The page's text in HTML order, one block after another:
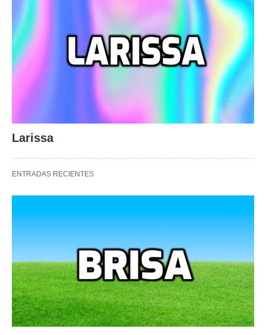
Larissa
ENTRADAS RECIENTES